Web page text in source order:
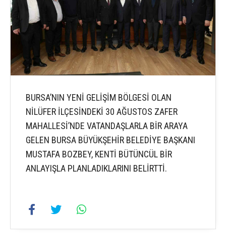
BURSA’NIN YENİ GELİŞİM BÖLGESİ OLAN
NİLÜFER İLÇESİNDEKİ 30 AĞUSTOS ZAFER
MAHALLESİ’NDE VATANDAŞLARLA BİR ARAYA
GELEN BURSA BÜYÜKŞEHİR BELEDİYE BAŞKANI
MUSTAFA BOZBEY, KENTİ BÜTÜNCÜL BİR
ANLAYIŞLA PLANLADIKLARINI BELİRTTİ.